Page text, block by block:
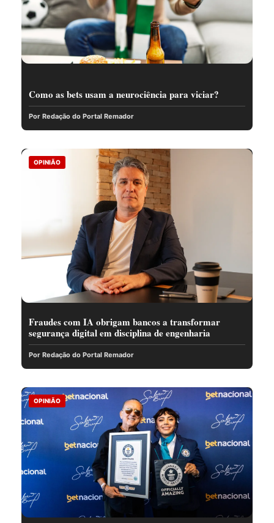
Como as bets usam a neurociência para viciar?
Por Redação do Portal Remador
OPINIÃO
Fraudes com IA obrigam bancos a transformar
segurança digital em disciplina de engenharia
Por Redação do Portal Remador
OPINIÃO